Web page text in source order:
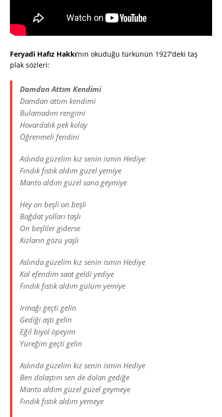
Feryadi Hafız Hakkı’nın okuduğu türkünün 1927’deki taş
plak sözleri:
Damdan Attım Kendimi
Damdan attım kendimi
Bulamadım rengimi
Hovardalık pek kolay
Öğrenmeli fendini
Aslında güzelim kız senin ismin Hediye
Fındık fıstık aldım güzel yemiye
Manto aldım güzel sana geymiye
Hey on beşli on beşli
Bağdat yolları taşlı
On beşliler giderse
Kızların gözü yaşlı
Aslında güzelim kız senin ismin Hediye
Kal efendim saat geldi yediye
Fındık fıstık aldım gülüm yemiye
Irmağı geçti gelin
Gediği aştı gelin
Eğil biyol öpeyim
Yüreğim geçti gelin
Aslında güzelim kız senin ismin Hediye
Ben dolaştım sen de dolan gediğe
Manto aldım güzel güzel geymeye
Fındık fıstık aldım yemeye